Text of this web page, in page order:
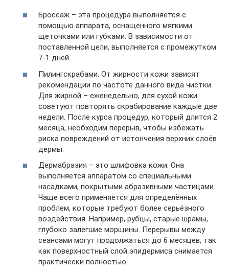
Броссаж – эта процедура выполняется с
помощью аппарата, оснащенного мягкими
щеточками или губками. В зависимости от
поставленной цели, выполняется с промежутком
7-1 дней.
Пилингскрабами. От жирности кожи зависят
рекомендации по частоте данного вида чистки.
Для жирной – еженедельно, для сухой кожи
советуют повторять скрабирование каждые две
недели. После курса процедур, который длится 2
месяца, необходим перерыв, чтобы избежать
риска повреждений от истончения верхних слоёв
дермы.
Дермабразия – это шлифовка кожи. Она
выполняется аппаратом со специальными
насадками, покрытыми абразивными частицами.
Чаще всего применяется для определённых
проблем, которые требуют более серьёзного
воздействия. Например, рубцы, старые шрамы,
глубоко залегшие морщины. Перерывы между
сеансами могут продолжаться до 6 месяцев, так
как поверхностный слой эпидермиса снимается
практически полностью